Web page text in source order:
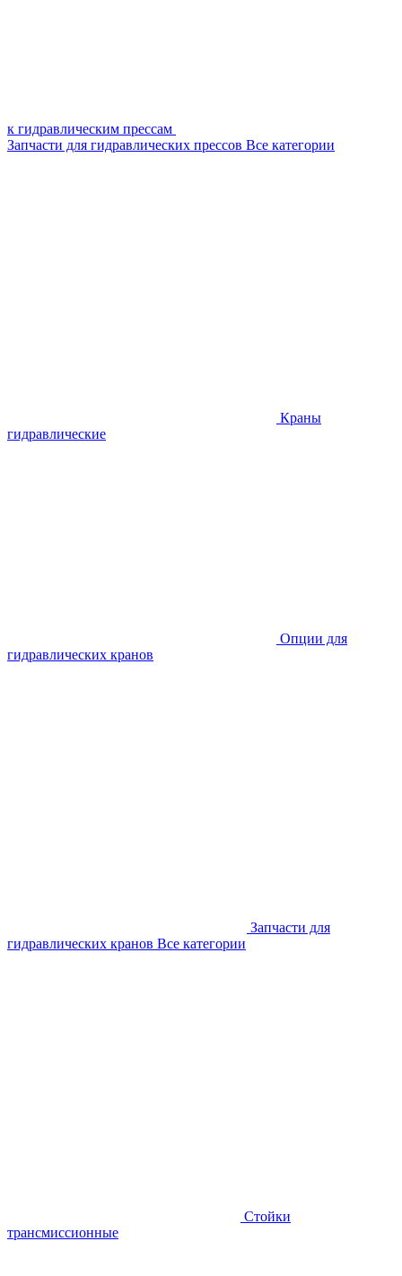
к гидравлическим прессам
Запчасти для гидравлических прессов Все категории
Краны
гидравлические
Опции для
гидравлических кранов
Запчасти для
гидравлических кранов Все категории
Стойки
трансмиссионные